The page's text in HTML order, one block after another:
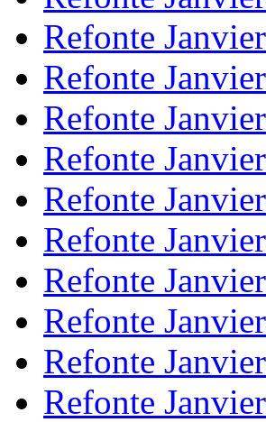
Refonte
Refonte
Refonte
Refonte
Refonte
Refonte
Refonte
Refonte
Refonte
Refonte